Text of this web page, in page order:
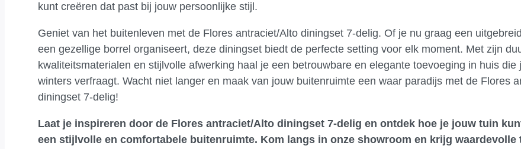
kunt creëren dat past bij jouw persoonlijke stijl.
Geniet van het buitenleven met de Flores antraciet/Alto diningset 7-delig. Of je nu graag een
een gezellige borrel organiseert, deze diningset biedt de perfecte setting voor elk moment. Met zijn
kwaliteitsmaterialen en stijlvolle afwerking haal je een betrouwbare en elegante toevoeging in huis die
winters verfraagt. Wacht niet langer en maak van jouw buitenruimte een waar paradijs met de Flores
diningset 7-delig!
Laat je inspireren door de Flores antraciet/Alto diningset 7-delig en ontdek hoe je jouw tuin
een stijlvolle en comfortabele buitenruimte. Kom langs in onze showroom en krijg waardevolle